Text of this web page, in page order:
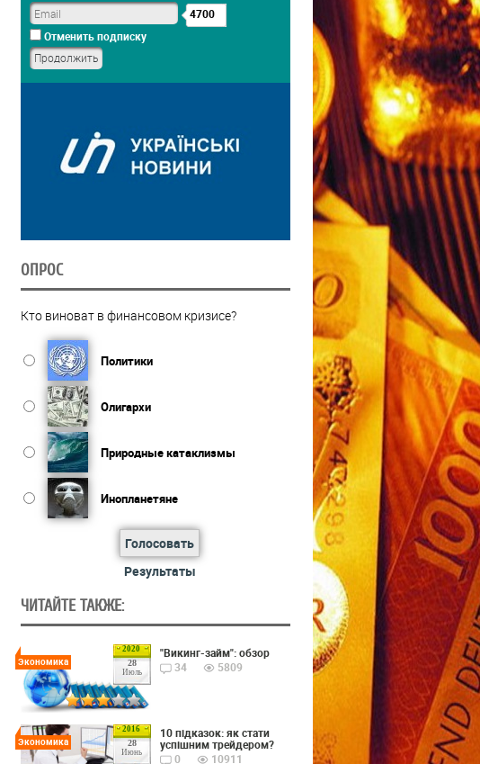
4700
Отменить подписку
ОПРОС
Кто виноват в финансовом кризисе?
Политики
Олигархи
Природные катаклизмы
Инопланетяне
Голосовать
Результаты
ЧИТАЙТЕ ТАКЖЕ:
2020
28
Июль
Экономика
"Викинг-займ": обзор
34
5809
2016
28
Июнь
Экономика
10 підказок: як стати
успішним трейдером?
0
10911